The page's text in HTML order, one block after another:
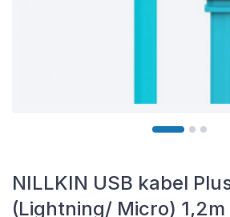
NILLKIN USB kabel
(Lightning/ Micro) 1,2m